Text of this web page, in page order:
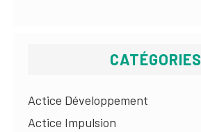
CATÉGORIES
Actice Développement
Actice Impulsion